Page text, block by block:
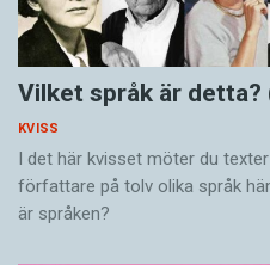
Vilket språk är detta?
KVISS
I det här kvisset möter du
författare på tolv olika språk
är språken?